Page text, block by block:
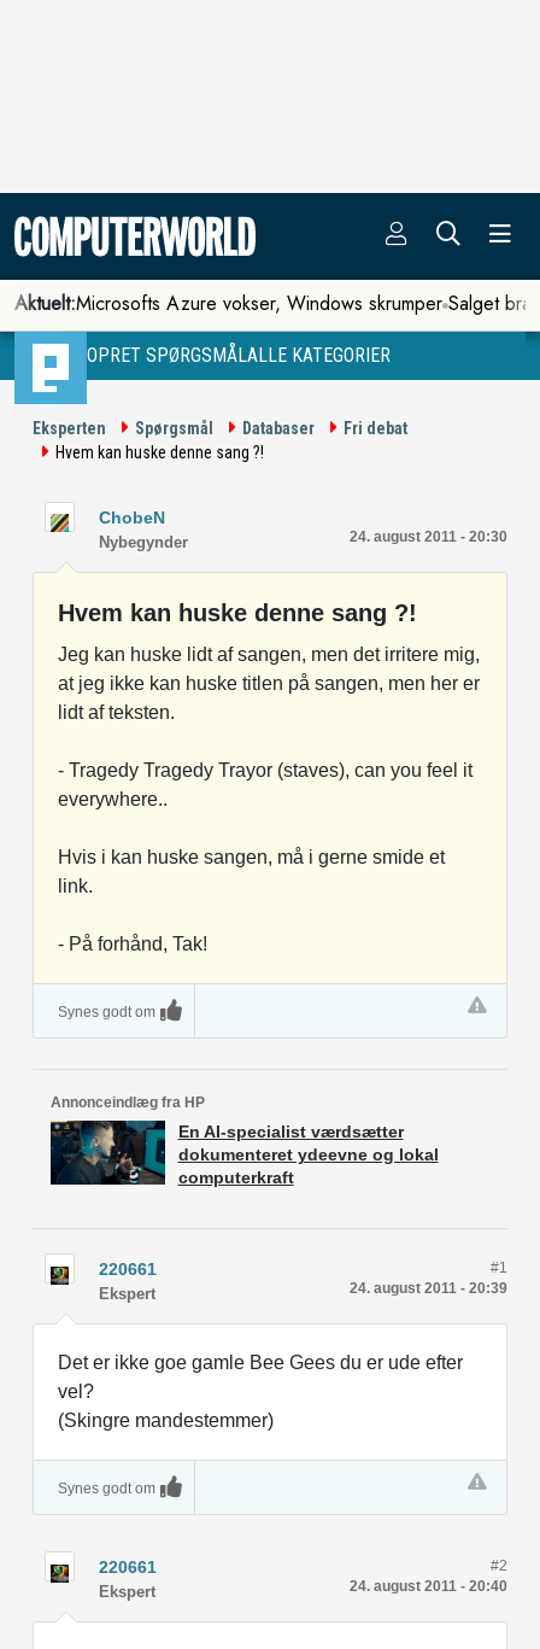
Aktuelt:Microsofts Azure vokser, Windows skrumper Salget
OPRET SPØRGSMÅLALLE KATEGORIER
Eksperten Spørgsmål Databaser
Fri debat
Hvem kan huske denne sang ?!
ChobeN
Nybegynder 24. august 2011 - 20:30
Hvem kan huske denne sang ?!
Jeg kan huske lidt af sangen, men det irritere mig,
at jeg ikke kan huske titlen på sangen, men her er
lidt af teksten.
- Tragedy Tragedy Trayor (staves), can you feel it
everywhere..
Hvis i kan huske sangen, må i gerne smide et
link.
- På forhånd, Tak!
Synes godt om
Annonceindlæg fra HP
En AI-specialist værdsætter
dokumenteret ydeevne og lokal
computerkraft
220661
Ekspert 24. august 2011 - 20:39
#1
Det er ikke goe gamle Bee Gees du er ude efter
vel?
(Skingre mandestemmer)
Synes godt om
220661
Ekspert 24. august 2011 - 20:40
#2